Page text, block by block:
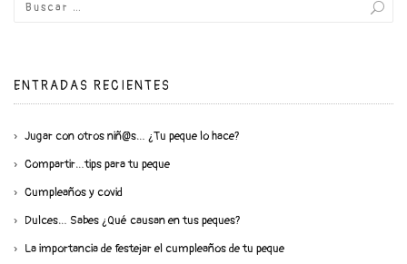
ENTRADAS RECIENTES
Jugar con otros niñ@s… ¿Tu peque lo hace?
Compartir…tips para tu peque
Cumpleaños y covid
Dulces… Sabes ¿Qué causan en tus peques?
La importancia de festejar el cumpleaños de tu peque